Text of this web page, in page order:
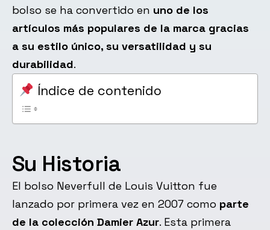
bolso se ha convertido en uno de los
artículos más populares de la marca gracias
a su estilo único, su versatilidad y su
durabilidad.
Índice de contenido
Su Historia
El bolso Neverfull de Louis Vuitton fue
lanzado por primera vez en 2007 como parte
de la colección Damier Azur. Esta primera